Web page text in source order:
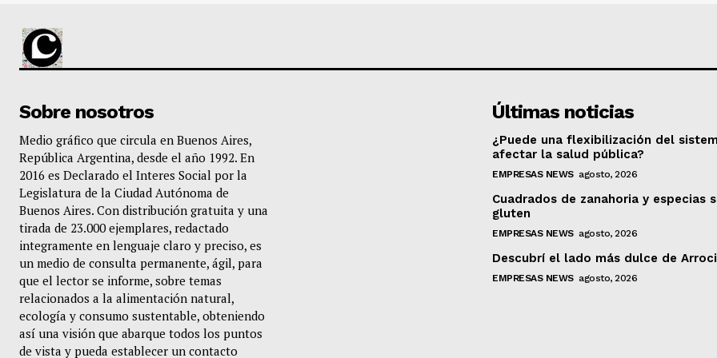
Sobre nosotros
Medio gráfico que circula en Buenos Aires,
República Argentina, desde el año 1992. En
2016 es Declarado el Interes Social por la
Legislatura de la Ciudad Autónoma de
Buenos Aires. Con distribución gratuita y una
tirada de 23.000 ejemplares, redactado
integramente en lenguaje claro y preciso, es
un medio de consulta permanente, ágil, para
que el lector se informe, sobre temas
relacionados a la alimentación natural,
ecología y consumo sustentable, obteniendo
así una visión que abarque todos los puntos
de vista y pueda establecer un contacto
Últimas noticias
¿Puede una flexibilización del
afectar la salud pública?
EMPRESAS NEWS agosto, 2026
Cuadrados de zanahoria y especias
gluten
EMPRESAS NEWS agosto, 2026
Descubrí el lado más dulce de
EMPRESAS NEWS agosto, 2026